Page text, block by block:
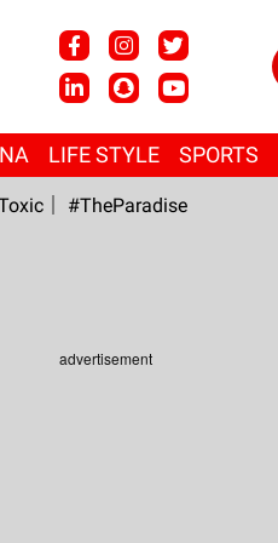
LIFE STYLE SPORTS
#TheParadise
advertisement